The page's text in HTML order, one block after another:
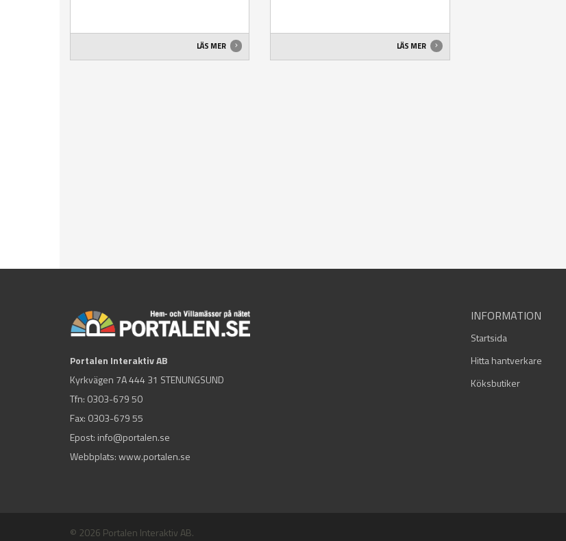
LÄS MER LÄS MER
Portalen Interaktiv AB
Kyrkvägen 7A 444 31 STENUNGSUND
Tfn: 0303-679 50
Fax: 0303-679 55
Epost: info@portalen.se
Webbplats: www.portalen.se
INFORMATION
Startsida
Hitta hantverkare
Köksbutiker
© 2026 Portalen Interaktiv AB.